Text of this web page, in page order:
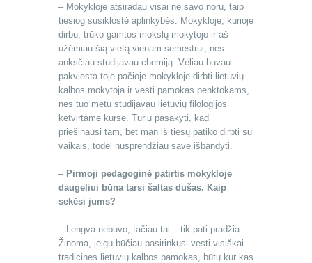
– Mokykloje atsiradau visai ne savo noru, taip
tiesiog susiklostė aplinkybės. Mokykloje, kurioje
dirbu, trūko gamtos mokslų mokytojo ir aš
užėmiau šią vietą vienam semestrui, nes
anksčiau studijavau chemiją. Vėliau buvau
pakviesta toje pačioje mokykloje dirbti lietuvių
kalbos mokytoja ir vesti pamokas penktokams,
nes tuo metu studijavau lietuvių filologijos
ketvirtame kurse. Turiu pasakyti, kad
priešinausi tam, bet man iš tiesų patiko dirbti su
vaikais, todėl nusprendžiau save išbandyti.
– Pirmoji pedagoginė patirtis mokykloje
daugeliui būna tarsi šaltas dušas. Kaip
sekėsi jums?
– Lengva nebuvo, tačiau tai – tik pati pradžia.
Žinoma, jeigu būčiau pasirinkusi vesti visiškai
tradicines lietuvių kalbos pamokas, būtų kur kas